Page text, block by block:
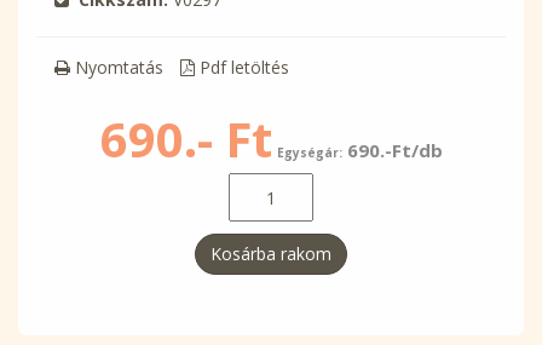
Nyomtatás Pdf letöltés
690.- Ft Egységár: 690.-Ft/db
Kosárba rakom